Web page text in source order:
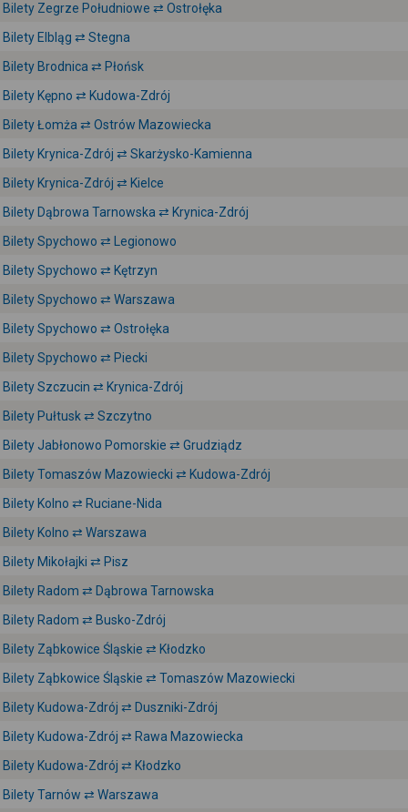
Bilety Zegrze Południowe ⇄ Ostrołęka
Bilety Elbląg ⇄ Stegna
Bilety Brodnica ⇄ Płońsk
Bilety Kępno ⇄ Kudowa-Zdrój
Bilety Łomża ⇄ Ostrów Mazowiecka
Bilety Krynica-Zdrój ⇄ Skarżysko-Kamienna
Bilety Krynica-Zdrój ⇄ Kielce
Bilety Dąbrowa Tarnowska ⇄ Krynica-Zdrój
Bilety Spychowo ⇄ Legionowo
Bilety Spychowo ⇄ Kętrzyn
Bilety Spychowo ⇄ Warszawa
Bilety Spychowo ⇄ Ostrołęka
Bilety Spychowo ⇄ Piecki
Bilety Szczucin ⇄ Krynica-Zdrój
Bilety Pułtusk ⇄ Szczytno
Bilety Jabłonowo Pomorskie ⇄ Grudziądz
Bilety Tomaszów Mazowiecki ⇄ Kudowa-Zdrój
Bilety Kolno ⇄ Ruciane-Nida
Bilety Kolno ⇄ Warszawa
Bilety Mikołajki ⇄ Pisz
Bilety Radom ⇄ Dąbrowa Tarnowska
Bilety Radom ⇄ Busko-Zdrój
Bilety Ząbkowice Śląskie ⇄ Kłodzko
Bilety Ząbkowice Śląskie ⇄ Tomaszów Mazowiecki
Bilety Kudowa-Zdrój ⇄ Duszniki-Zdrój
Bilety Kudowa-Zdrój ⇄ Rawa Mazowiecka
Bilety Kudowa-Zdrój ⇄ Kłodzko
Bilety Tarnów ⇄ Warszawa